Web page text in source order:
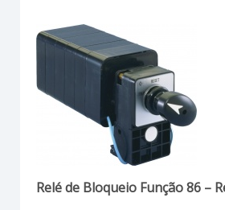
Relé de Bloqueio Função 86 –